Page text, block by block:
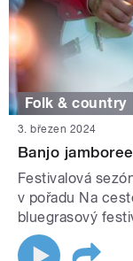
Folk & country
3. březen 2024
Banjo
Festivalová
v pořadu Na
bluegrasový